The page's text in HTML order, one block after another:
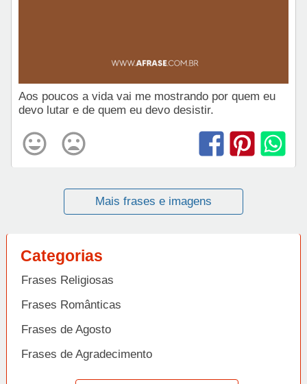
Aos poucos a vida vai me mostrando por quem eu
devo lutar e de quem eu devo desistir.
Mais frases e imagens
Categorias
Frases Religiosas
Frases Românticas
Frases de Agosto
Frases de Agradecimento
Frases de Amizade